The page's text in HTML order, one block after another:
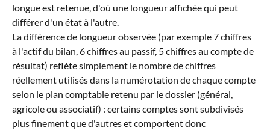
longue est retenue, d'où une longueur affichée qui peut
différer d'un état à l'autre.
La différence de longueur observée (par exemple 7 chiffres
à l'actif du bilan, 6 chiffres au passif, 5 chiffres au compte de
résultat) reflète simplement le nombre de chiffres
réellement utilisés dans la numérotation de chaque compte
selon le plan comptable retenu par le dossier (général,
agricole ou associatif) : certains comptes sont subdivisés
plus finement que d'autres et comportent donc